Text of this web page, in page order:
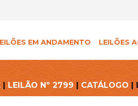
EM ANDAMENTO LEILÕES
| LEILÃO Nº 2799 | CATÁLOGO |